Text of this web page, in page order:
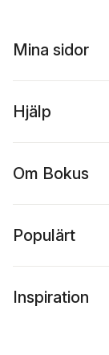
Mina sidor
Hjälp
Om Bokus
Populärt
Inspiration